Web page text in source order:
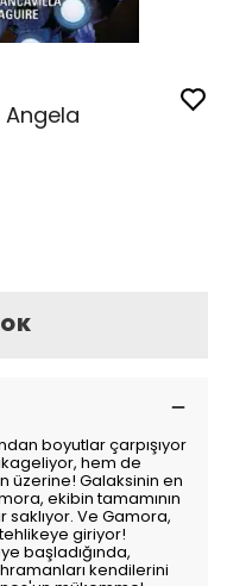
boyutlar çarpışıyor
hem de
üzerine! Galaksinin en
ekibin tamamının
Ve Gamora,
giriyor!
başladığında,
kendilerini